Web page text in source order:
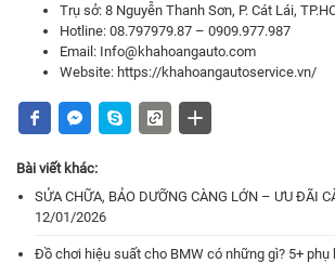
Trụ sở: 8 Nguyễn Thanh Sơn, P. Cát Lái,
Hotline: 08.797979.87 – 0909.977.987
Email: Info@khahoangauto.com
Website: https://khahoangautoservice.vn/
Bài viết khác:
SỬA CHỮA, BẢO DƯỠNG CÀNG LỚN – ƯU ĐÃI
12/01/2026
Đồ chơi hiệu suất cho BMW có những gì? 5+ phụ